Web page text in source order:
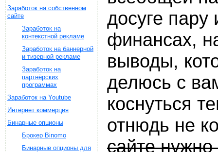
Заработок на собственном
сайте
Заработок на
контекстной рекламе
Заработок на баннерной
и тизерной рекламе
Заработок на
партнёрских
программах
Заработок на Youtube
Интернет коммерция
Бинарные опционы
Брокер Binomo
Бинарные опционы для
досуге пару
финансах,
выводы,
делюсь с
коснуться
отнюдь не
сайте нужно